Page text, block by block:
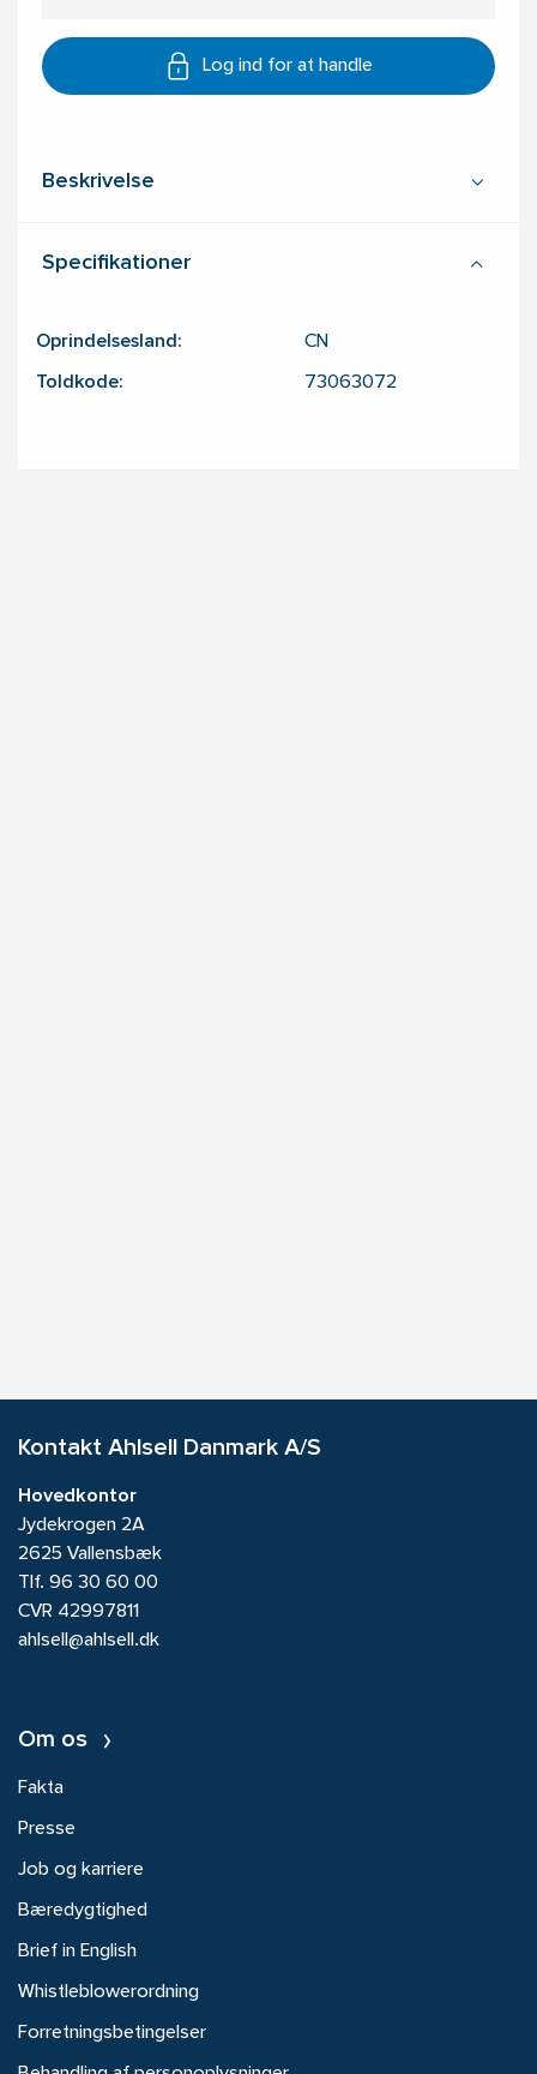
Log ind for at handle
Beskrivelse
Specifikationer
Oprindelsesland: CN
Toldkode: 73063072
Kontakt Ahlsell Danmark A/S
Hovedkontor
Jydekrogen 2A
2625 Vallensbæk
Tlf. 96 30 60 00
CVR 42997811
ahlsell@ahlsell.dk
Om os
Fakta
Presse
Job og karriere
Bæredygtighed
Brief in English
Whistleblowerordning
Forretningsbetingelser